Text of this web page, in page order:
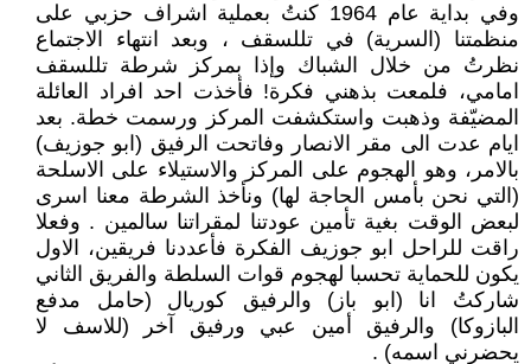
وفي بداية عام 1964 كنتُ بعملية اشراف حزبي على
منظمتنا (السرية) في تللسقف ، وبعد انتهاء الاجتماع
نظرتُ من خلال الشباك وإذا بمركز شرطة تللسقف
امامي، فلمعت بذهني فكرة! فأخذت احد افراد العائلة
المضيّفة وذهبت واستكشفت المركز ورسمت خطة. بعد
ايام عدت الى مقر الانصار وفاتحت الرفيق (ابو جوزيف)
بالامر، وهو الهجوم على المركز والاستيلاء على الاسلحة
(التي نحن بأمس الحاجة لها) ونأخذ الشرطة معنا اسرى
لبعض الوقت بغية تأمين عودتنا لمقراتنا سالمين . وفعلا
راقت للراحل ابو جوزيف الفكرة فأعددنا فريقين، الاول
يكون للحماية تحسبا لهجوم قوات السلطة والفريق الثاني
شاركتُ انا (ابو باز) والرفيق كوريال (حامل مدفع
البازوكا) والرفيق أمين عبي ورفيق آخر (للاسف لا
يحضرني اسمه) .